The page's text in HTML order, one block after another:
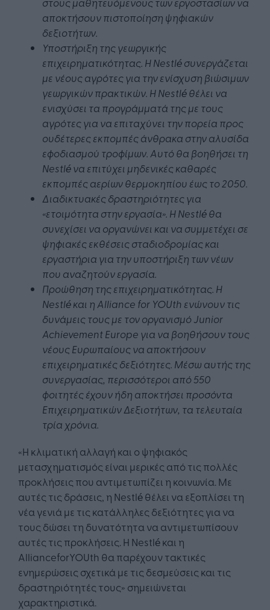
αποκτήσουν πιστοποίηση ψηφιακών
δεξιοτήτων.
Υποστήριξη της γεωργικής
επιχειρηματικότητας. Η Nestlé συνεργάζεται
με νέους αγρότες για την ενίσχυση βιώσιμων
γεωργικών πρακτικών. Η Nestlé θέλει να
ενισχύσει τα προγράμματά της με τους
αγρότες για να επιταχύνει την πορεία προς
ουδέτερες εκπομπές άνθρακα στην αλυσίδα
εφοδιασμού τροφίμων. Αυτό θα βοηθήσει τη
Nestlé να επιτύχει μηδενικές καθαρές
εκπομπές αερίων θερμοκηπίου έως το 2050.
Διαδικτυακές δραστηριότητες για
«ετοιμότητα στην εργασία». Η Nestlé θα
συνεχίσει να οργανώνει και να συμμετέχει σε
ψηφιακές εκθέσεις σταδιοδρομίας και
εργαστήρια για την υποστήριξη των νέων
που αναζητούν εργασία.
Προώθηση της επιχειρηματικότητας. Η
Nestlé και η Alliance for YOUth ενώνουν τις
δυνάμεις τους με τον οργανισμό Junior
Achievement Europe για να βοηθήσουν τους
νέους Ευρωπαίους να αποκτήσουν
επιχειρηματικές δεξιότητες. Μέσω αυτής της
συνεργασίας, περισσότεροι από 550
φοιτητές έχουν ήδη αποκτήσει προσόντα
Επιχειρηματικών Δεξιοτήτων, τα τελευταία
τρία χρόνια.
«Η κλιματική αλλαγή και ο ψηφιακός
μετασχηματισμός είναι μερικές από τις πολλές
προκλήσεις που αντιμετωπίζει η κοινωνία. Με
αυτές τις δράσεις, η Nestlé θέλει να εξοπλίσει τη
νέα γενιά με τις κατάλληλες δεξιότητες για να
τους δώσει τη δυνατότητα να αντιμετωπίσουν
αυτές τις προκλήσεις. Η Nestlé και η
AllianceforYOUth θα παρέχουν τακτικές
ενημερώσεις σχετικά με τις δεσμεύσεις και τις
δραστηριότητές τους» σημειώνεται
χαρακτηριστικά.